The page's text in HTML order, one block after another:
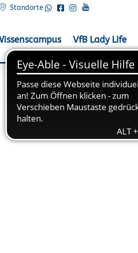
Standorte
VfB Lady Life